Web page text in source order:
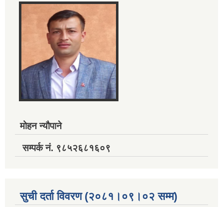
मोहन न्यौपाने
सम्पर्क नं. ९८५२६८१६०९
सुची दर्ता विवरण (२०८१।०९।०२ सम्म)